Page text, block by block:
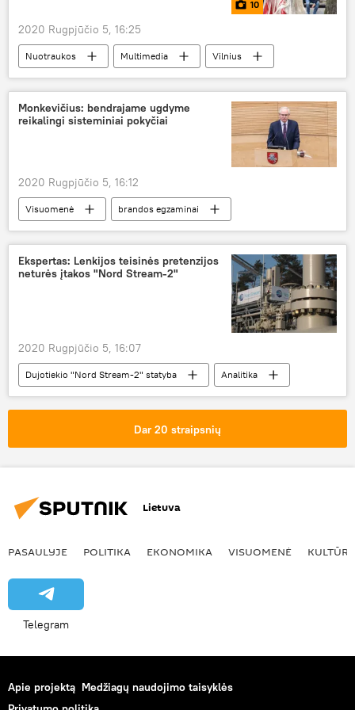
10
2020 Rugpjūčio 5, 16:25
Nuotraukos Multimedia
Vilnius
Ispanija
Monkevičius: bendrajame ugdyme
reikalingi sisteminiai pokyčiai
2020 Rugpjūčio 5, 16:12
Visuomenė
brandos egzaminai
matematika
Švietimas Lietuvoje
Ekspertas: Lenkijos teisinės pretenzijos
neturės įtakos "Nord Stream-2"
2020 Rugpjūčio 5, 16:07
Dujotiekio "Nord Stream-2" statyba
Analitika
Pasaulyje
Nord Stream-2 Gazprom
Dar 20 straipsnių
Lietuva
PASAULYJE POLITIKA EKONOMIKA VISUOMENĖ KULTŪRA
Telegram
Apie projektą Medžiagų naudojimo taisyklės